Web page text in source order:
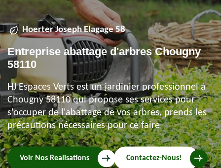
Hoerter Joseph Elagage 58
Entreprise abattage d'arbres Chougny
58110
HJ Espaces Verts est un jardinier professionnel à
Chougny 58110 qui propose ses services pour
s'occuper de l'abattage de vos arbres, prends les
précautions nécessaires pour ce faire
Voir Nos Realisations Contactez-Nous!